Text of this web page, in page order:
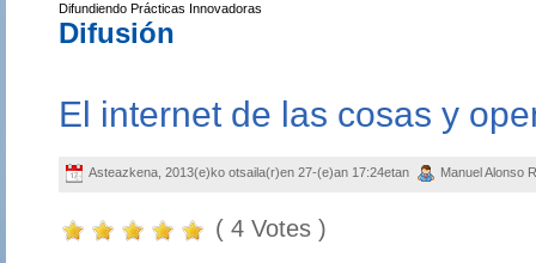
Difundiendo Prácticas Innovadoras
Difusión
El internet de las cosas y
Asteazkena, 2013(e)ko otsaila(r)en 27-(e)an 17:24etan Manuel Alonso
( 4 Votes )